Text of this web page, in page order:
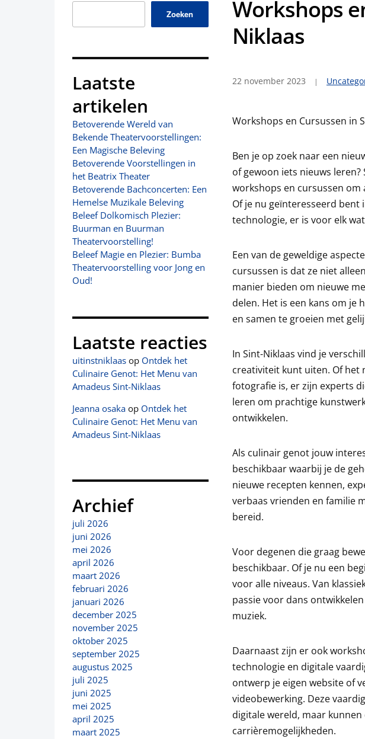
Zoeken
Laatste
artikelen
Betoverende Wereld van
Bekende Theatervoorstellingen:
Een Magische Beleving
Betoverende Voorstellingen in
het Beatrix Theater
Betoverende Bachconcerten: Een
Hemelse Muzikale Beleving
Beleef Dolkomisch Plezier:
Buurman en Buurman
Theatervoorstelling!
Beleef Magie en Plezier: Bumba
Theatervoorstelling voor Jong en
Oud!
Laatste reacties
uitinstniklaas op Ontdek het
Culinaire Genot: Het Menu van
Amadeus Sint-Niklaas
Jeanna osaka op Ontdek het
Culinaire Genot: Het Menu van
Amadeus Sint-Niklaas
Archief
juli 2026
juni 2026
mei 2026
april 2026
maart 2026
februari 2026
januari 2026
december 2025
november 2025
oktober 2025
september 2025
augustus 2025
juli 2025
juni 2025
mei 2025
april 2025
maart 2025
Workshops
Niklaas
22 november 2023
Workshops en Cursussen in
Ben je op zoek naar een
of gewoon iets nieuws
workshops en cursussen
Of je nu geïnteresseerd bent
technologie, er is voor elk
Een van de geweldige
cursussen is dat ze niet
manier bieden om nieuwe
delen. Het is een kans om
en samen te groeien met
In Sint-Niklaas vind je
creativiteit kunt uiten. Of het
fotografie is, er zijn experts
leren om prachtige
ontwikkelen.
Als culinair genot jouw
beschikbaar waarbij je de
nieuwe recepten kennen,
verbaas vrienden en familie
bereid.
Voor degenen die graag
beschikbaar. Of je nu een
voor alle niveaus. Van
passie voor dans
muziek.
Daarnaast zijn er ook
technologie en digitale
ontwerp je eigen website of
videobewerking. Deze
digitale wereld, maar
carrièremogelijkheden.